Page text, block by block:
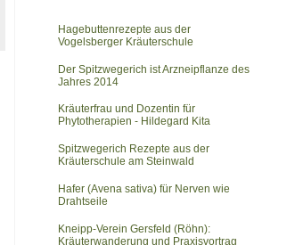
Hagebuttenrezepte aus der
Vogelsberger Kräuterschule
Der Spitzwegerich ist Arzneipflanze des
Jahres 2014
Kräuterfrau und Dozentin für
Phytotherapien - Hildegard Kita
Spitzwegerich Rezepte aus der
Kräuterschule am Steinwald
Hafer (Avena sativa) für Nerven wie
Drahtseile
Kneipp-Verein Gersfeld (Röhn):
Kräuterwanderung und Praxisvortrag